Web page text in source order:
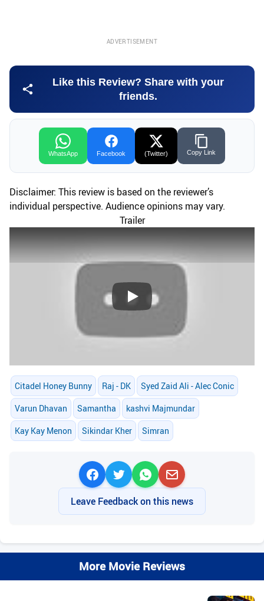
ADVERTISEMENT
Like this Review? Share with your
friends.
WhatsApp Facebook (Twitter) Copy Link
Disclaimer: This review is based on the reviewer’s
individual perspective. Audience opinions may vary.
Trailer
Play
Citadel Honey Bunny Raj - DK Syed Zaid Ali - Alec Conic
Varun Dhavan Samantha kashvi Majmundar
Kay Kay Menon Sikindar Kher Simran
Leave Feedback on this news
More Movie Reviews